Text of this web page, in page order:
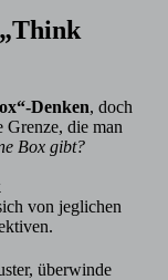
Denken, doch
Grenze, die man
Box gibt?
von jeglichen
überwinde